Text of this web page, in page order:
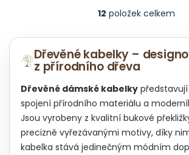
O
l
á
d
c
í
p
r
v
k
12 položek celkem
Dřevěné kabelky –
z přírodního dřeva
Dřevěné dámské kabelky
spojení přírodního materiálu a
Jsou vyrobeny z kvalitní bukové
precizně vyřezávanými motivy, díky
kabelka stává jedinečným módním